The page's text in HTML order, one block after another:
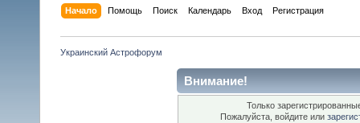
Начало Помощь Поиск Календарь Вход Регистрация
Украинский Астрофорум
Внимание!
Только
Пожалуйста, войдите или